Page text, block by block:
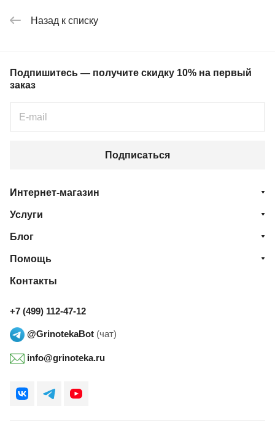
Назад к списку
Подпишитесь — получите скидку 10% на первый
заказ
Подписаться
Интернет-магазин
Услуги
Блог
Помощь
Контакты
+7 (499) 112-47-12
@GrinotekaBot (чат)
info@grinoteka.ru